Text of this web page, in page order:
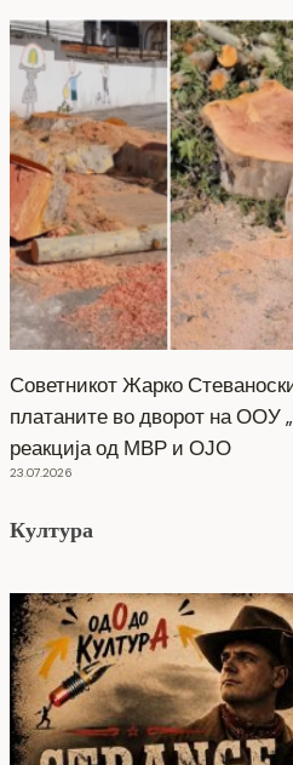
Советникот Жарко
платаните во дворот на ООУ
реакција од МВР и ОЈО
23.07.2026
Култура